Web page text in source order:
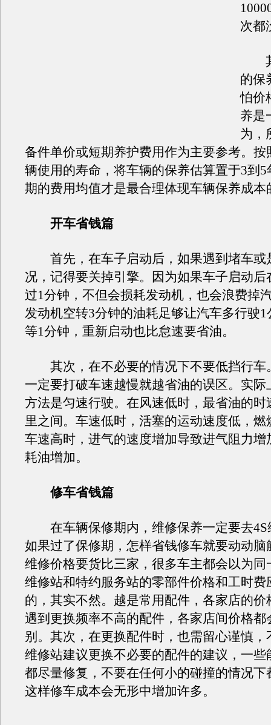
次都
其
的保
怕价
养是
为，
备件单价或短期养护费用作为主要参考。按
辆使用的寿命，将车辆的保养估算置于3到
期的费用均值才是最合理体现车辆保养成本
开车省钱篇
首先，在车子启动后，如果遇到堵车或
况，记得要关掉引擎。因为如果车子启动后
过1分钟，不但会损耗发动机，也会浪费掉
发动机空转3分钟的油耗足够让汽车多行驶
等1分钟，重新启动也比怠速要省油。
其次，在不必要的情况下不要低挡行车
一定要打破车速越慢就越省油的误区。实际
方法是匀速行驶。在风速低时，最省油的时
里之间。车速低时，活塞的运动速度低，燃
车速高时，进气的速度增加导致进气阻力增
耗油增加。
修车省钱篇
在车辆保修期内，维修保养一定要去4S
如果过了保修期，怎样省钱修车就要动动脑
维修价格要货比三家，很多车主都会以为同
维修站和特约服务站的零部件价格和工时费
的，其实不然。越是常用配件，各家店的价
遇到更换频率不高的配件，各家店间价格都
别。其次，在更换配件时，也需留心谨慎，
维修站建议更换不必要的配件的建议，一些
都尽量修复，不要在任何小的碰撞的情况下
这样修车成本会无形中增加许多。